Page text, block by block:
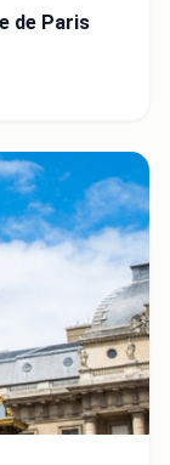
de Paris